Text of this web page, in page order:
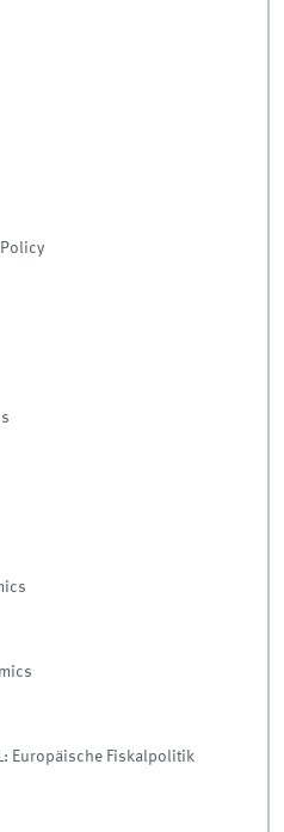
Europäische Fiskalpolitik